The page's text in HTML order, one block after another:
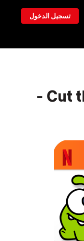
تسجيل الدخول
لعبة Cut the Rope Daily -